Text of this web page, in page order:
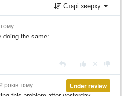
Старі зверху
тому
doing the same:
Under review
років тому